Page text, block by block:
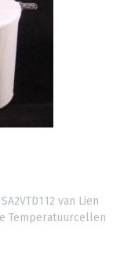
van Lien
Temperatuurcellen